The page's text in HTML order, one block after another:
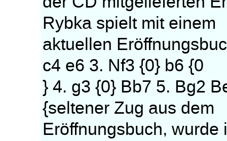
Rybka spielt mit einem
aktuellen
c4 e6 3. Nf3 {0} b6 {0
} 4. g3 {0} Bb7 5. Bg2
{seltener Zug aus dem
Eröffnungsbuch,